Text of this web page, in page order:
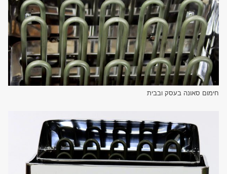
חימום סאונה בעסק ובבית